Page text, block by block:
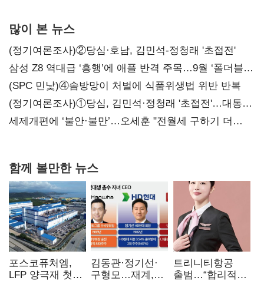
많이 본 뉴스
(정기여론조사)②당심·호남, 김민석-정청래 '초접전'
삼성 Z8 역대급 ‘흥행’에 애플 반격 주목…9월 ‘폴더블
대전’
(SPC 민낯)④솜방망이 처벌에 식품위생법 위반 반복
(정기여론조사)①당심, 김민석·정청래 '초접전'…대통령
지지도 '50% 아래로'(종합)
세제개편에 ‘불안·불만’…오세훈 "전월세 구하기 더
함께 볼만한 뉴스
포스코퓨처엠,
LFP 양극재 첫
김동관·정기선·
구형모…재계,
트리니티항공
출범…“합리적